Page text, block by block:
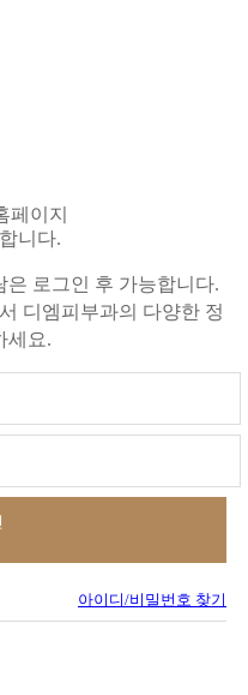
페이지
니다.
로그인 후 가능합니다.
디엠피부과의 다양한 정
세요.
아이디/비밀번호 찾기